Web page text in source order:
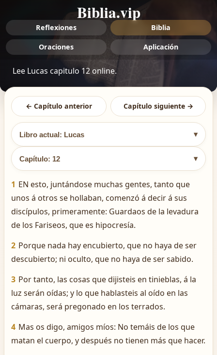
Biblia.vip
Reflexiones Biblia
Oraciones Aplicación
Lee Lucas capitulo 12 online.
← Capítulo anterior Capítulo siguiente →
Libro actual: Lucas ▾
Capítulo: 12 ▾
1 EN esto, juntándose muchas gentes, tanto que
unos á otros se hollaban, comenzó á decir á sus
discípulos, primeramente: Guardaos de la levadura
de los Fariseos, que es hipocresía.
2 Porque nada hay encubierto, que no haya de ser
descubierto; ni oculto, que no haya de ser sabido.
3 Por tanto, las cosas que dijisteis en tinieblas, á la
luz serán oídas; y lo que hablasteis al oído en las
cámaras, será pregonado en los terrados.
4 Mas os digo, amigos míos: No temáis de los que
matan el cuerpo, y después no tienen más que hacer.